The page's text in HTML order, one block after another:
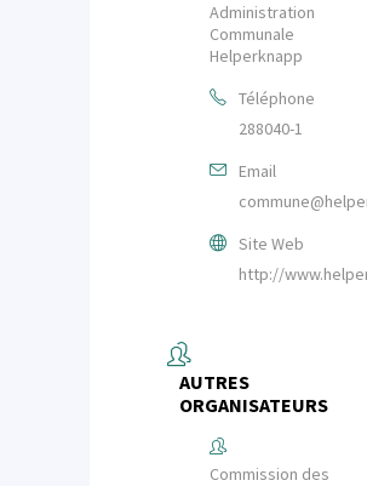
Administration
Communale
Helperknapp
Téléphone
288040-1
Email
Site Web
http://
AUTRES
ORGANISATEURS
Commission des